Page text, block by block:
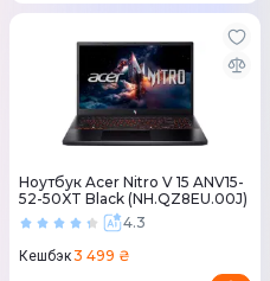
Ноутбук Acer Nitro V 15 ANV15-
52-50XT Black (NH.QZ8EU.00J)
4.3
Кешбэк3 499 ₴